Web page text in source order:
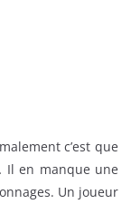
c’est que
Il en manque une
Un joueur